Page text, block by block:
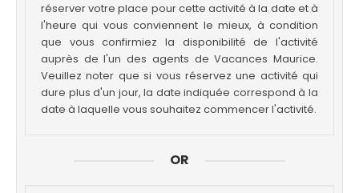
réserver votre place pour cette activité à la date et à
l'heure qui vous conviennent le mieux, à condition
que vous confirmiez la disponibilité de l'activité
auprès de l'un des agents de Vacances Maurice.
Veuillez noter que si vous réservez une activité qui
dure plus d'un jour, la date indiquée correspond à la
date à laquelle vous souhaitez commencer l'activité.
OR